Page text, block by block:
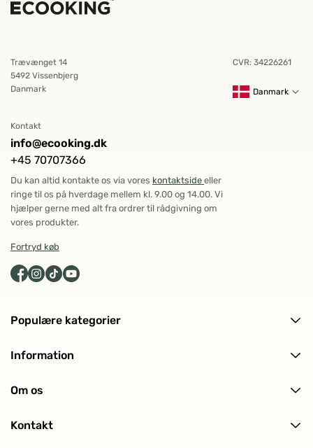
Trævænget 14
5492 Vissenbjerg
Danmark
CVR: 34226261
Danmark
Populære kategorier
Solpleje
Information
Om os
Kontakt
Kontakt
info@ecooking.dk
+45 70707366
Du kan altid kontakte os via vores kontaktside eller
ringe til os på hverdage mellem kl. 9.00 og 14.00. Vi
hjælper gerne med alt fra ordrer til rådgivning om
vores produkter.
Fortryd køb